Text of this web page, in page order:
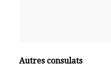
Autres consulats